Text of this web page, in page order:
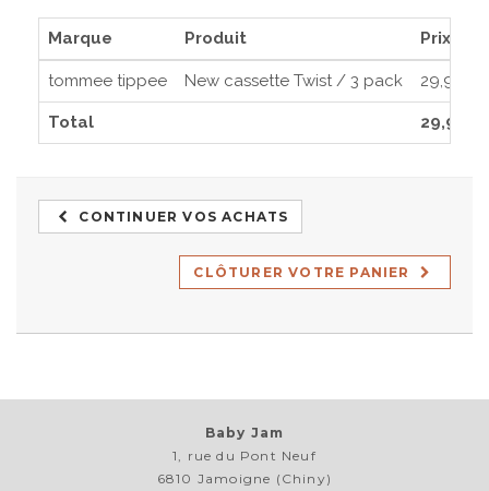
Marque Produit Prix
tommee tippee New cassette Twist / 3 pack 29,95€
Total 29,95€
CONTINUER VOS ACHATS
CLÔTURER VOTRE PANIER
Baby Jam
1, rue du Pont Neuf
6810 Jamoigne (Chiny)